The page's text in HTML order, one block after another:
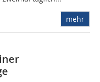
mehr